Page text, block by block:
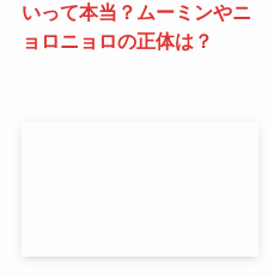
いって本当？ムーミンやニ
ョロニョロの正体は？